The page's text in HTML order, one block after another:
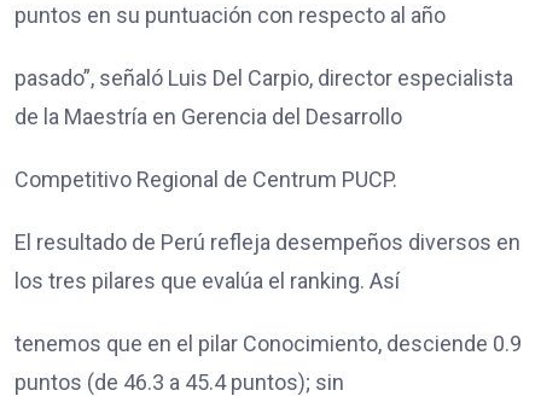
puntos en su puntuación con respecto al año
pasado”, señaló Luis Del Carpio, director especialista
de la Maestría en Gerencia del Desarrollo
Competitivo Regional de Centrum PUCP.
El resultado de Perú refleja desempeños diversos en
los tres pilares que evalúa el ranking. Así
tenemos que en el pilar Conocimiento, desciende 0.9
puntos (de 46.3 a 45.4 puntos); sin